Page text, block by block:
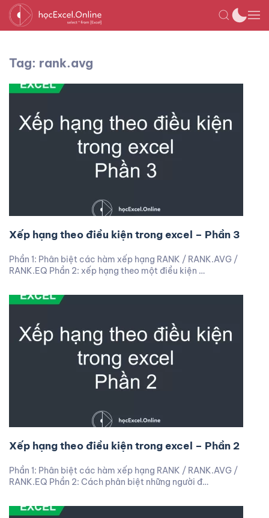
Tag: rank.avg
Xếp hạng theo điều kiện trong excel – Phần 3
Phần 1: Phân biệt các hàm xếp hạng RANK / RANK.AVG /
RANK.EQ Phần 2: xếp hạng theo một điều kiện …
Xếp hạng theo điều kiện trong excel – Phần 2
Phần 1: Phân biệt các hàm xếp hạng RANK / RANK.AVG /
RANK.EQ Phần 2: Cách phân biệt những người đ…